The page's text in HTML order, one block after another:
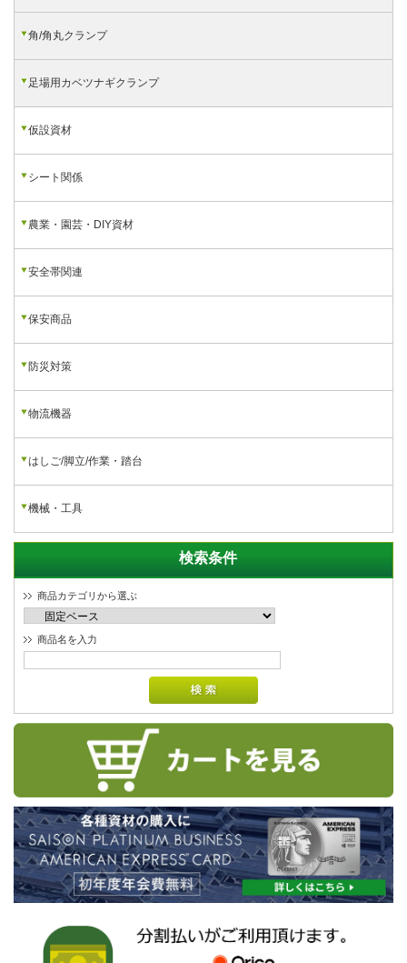
角/角丸クランプ
足場用カベツナギクランプ
仮設資材
シート関係
農業・園芸・DIY資材
安全帯関連
保安商品
防災対策
物流機器
はしご/脚立/作業・踏台
機械・工具
検索条件
商品カテゴリから選ぶ
商品名を入力